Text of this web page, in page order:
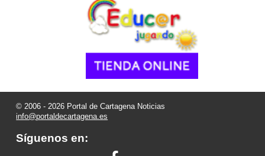
© 2006 - 2026 Portal de Cartagena Noticias
info@portaldecartagena.es
Síguenos en: